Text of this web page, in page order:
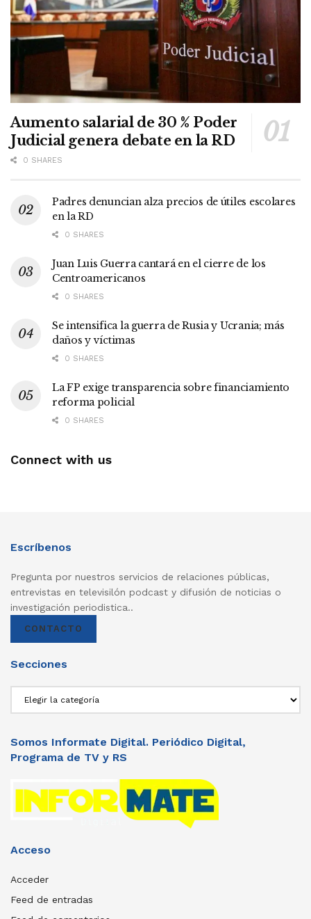
Aumento salarial de 30 % Poder
Judicial genera debate en la RD
0 SHARES
Padres denuncian alza precios de útiles escolares
en la RD
0 SHARES
Juan Luis Guerra cantará en el cierre de los
Centroamericanos
0 SHARES
Se intensifica la guerra de Rusia y Ucrania; más
daños y víctimas
0 SHARES
La FP exige transparencia sobre financiamiento
reforma policial
0 SHARES
Connect with us
Escríbenos
Pregunta por nuestros servicios de relaciones públicas,
entrevistas en televisilón podcast y difusión de noticias o
investigación periodistica..
CONTACTO
Secciones
Somos Informate Digital. Periódico Digital,
Programa de TV y RS
Acceso
Acceder
Feed de entradas